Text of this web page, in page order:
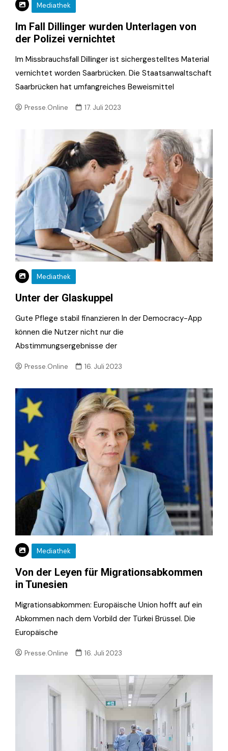
Mediathek
Im Fall Dillinger wurden Unterlagen von
der Polizei vernichtet
Im Missbrauchsfall Dillinger ist sichergestelltes Material
vernichtet worden Saarbrücken. Die Staatsanwaltschaft
Saarbrücken hat umfangreiches Beweismittel
Presse.Online 17. Juli 2023
Mediathek
Unter der Glaskuppel
Gute Pflege stabil finanzieren In der Democracy-App
können die Nutzer nicht nur die
Abstimmungsergebnisse der
Presse.Online 16. Juli 2023
Mediathek
Von der Leyen für Migrationsabkommen
in Tunesien
Migrationsabkommen: Europäische Union hofft auf ein
Abkommen nach dem Vorbild der Türkei Brüssel. Die
Europäische
Presse.Online 16. Juli 2023